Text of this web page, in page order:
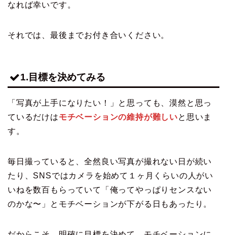
なれば幸いです。
それでは、最後までお付き合いください。
1.目標を決めてみる
「写真が上手になりたい！」と思っても、漠然と思っ
ているだけはモチベーションの維持が難しいと思いま
す。
毎日撮っていると、全然良い写真が撮れない日が続い
たり、SNSではカメラを始めて１ヶ月くらいの人がい
いねを数百もらっていて「俺ってやっぱりセンスない
のかな〜」とモチベーションが下がる日もあったり。